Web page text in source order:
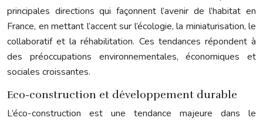
principales directions qui façonnent l’avenir de l’habitat en
France, en mettant l’accent sur l’écologie, la miniaturisation, le
collaboratif et la réhabilitation. Ces tendances répondent à
des préoccupations environnementales, économiques et
sociales croissantes.
Eco-construction et développement durable
L’éco-construction est une tendance majeure dans le